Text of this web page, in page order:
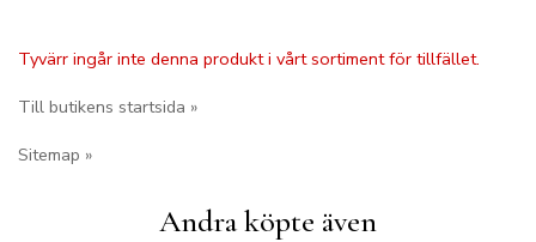
Tyvärr ingår inte denna produkt i vårt sortiment för tillfället.
Till butikens startsida »
Sitemap »
Andra köpte även